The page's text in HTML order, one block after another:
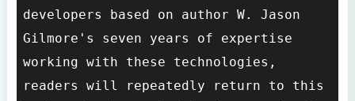
developers based on author W. Jason
Gilmore's seven years of expertise
working with these technologies,
readers will repeatedly return to this